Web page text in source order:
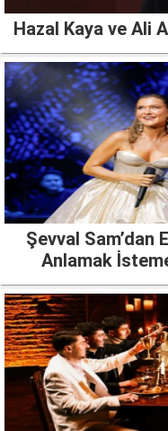
Hazal Kaya ve Ali
Şevval Sam’dan
Anlamak